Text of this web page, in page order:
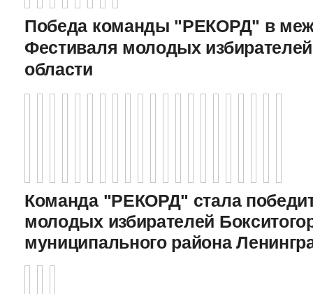
Победа команды "РЕКОРД" в
Фестиваля молодых
области
Команда "РЕКОРД" стала
молодых избирателей
муниципального района